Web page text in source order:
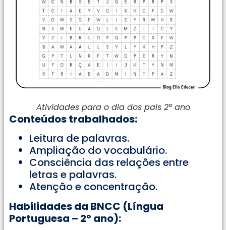
Atividades para o dia dos pais 2° ano
Conteúdos trabalhados:
Leitura de palavras.
Ampliação do vocabulário.
Consciência das relações entre
letras e palavras.
Atenção e concentração.
Habilidades da BNCC (Língua
Portuguesa – 2º ano):